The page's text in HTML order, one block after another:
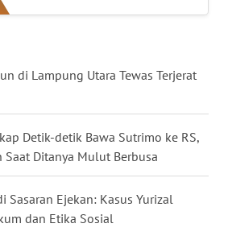
di Lampung Utara Tewas Terjerat
Detik-detik Bawa Sutrimo ke RS,
Saat Ditanya Mulut Berbusa
Sasaran Ejekan: Kasus Yurizal
dan Etika Sosial